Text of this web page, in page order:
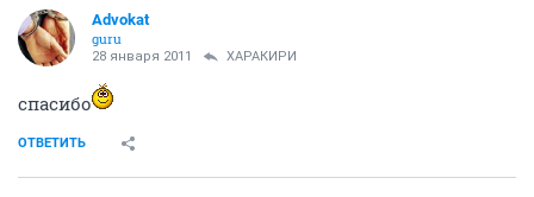
Advokat
guru
28 января 2011 ХАРАКИРИ
спасибо
ОТВЕТИТЬ